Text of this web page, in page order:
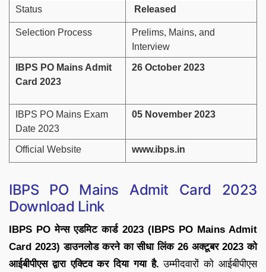
Status Released
Selection Process
Prelims, Mains, and
Interview
IBPS PO Mains Admit
Card 2023
26 October 2023
IBPS PO Mains Exam
Date 2023
05 November 2023
Official Website www.ibps.in
IBPS PO Mains Admit Card 2023
Download Link
IBPS PO मेन्स एडमिट कार्ड 2023 (IBPS PO Mains Admit
Card 2023) डाउनलोड करने का सीधा लिंक 26 अक्टूबर 2023 को
आईबीपीएस द्वारा एक्टिव कर दिया गया है. उम्मीदवारों को आईबीपीएस